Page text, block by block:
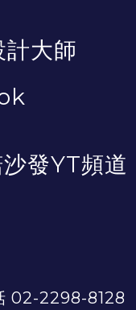
計大師
發YT頻道
02-2298-8128